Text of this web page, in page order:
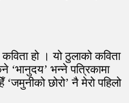
कविता हो । यो ठुलाको कविता
‘भानुदय’ भन्ने पत्रिकामा
‘जमुनीको छोरो’ नै मेरो पहिलो